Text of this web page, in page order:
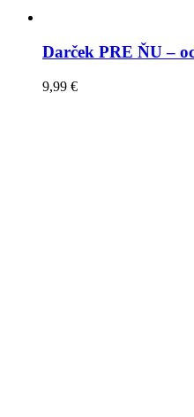
Darček PRE ŇU –
9,99 €